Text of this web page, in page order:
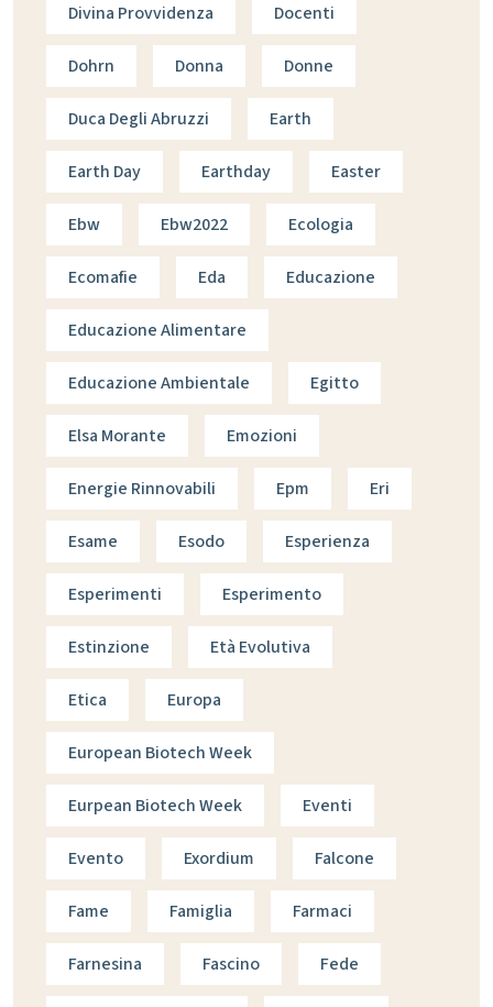
Divina Provvidenza Docenti
Dohrn Donna Donne
Duca Degli Abruzzi Earth
Earth Day Earthday Easter
Ebw Ebw2022 Ecologia
Ecomafie Eda Educazione
Educazione Alimentare
Educazione Ambientale Egitto
Elsa Morante Emozioni
Energie Rinnovabili Epm Eri
Esame Esodo Esperienza
Esperimenti Esperimento
Estinzione Età Evolutiva
Etica Europa
European Biotech Week
Eurpean Biotech Week Eventi
Evento Exordium Falcone
Fame Famiglia Farmaci
Farnesina Fascino Fede